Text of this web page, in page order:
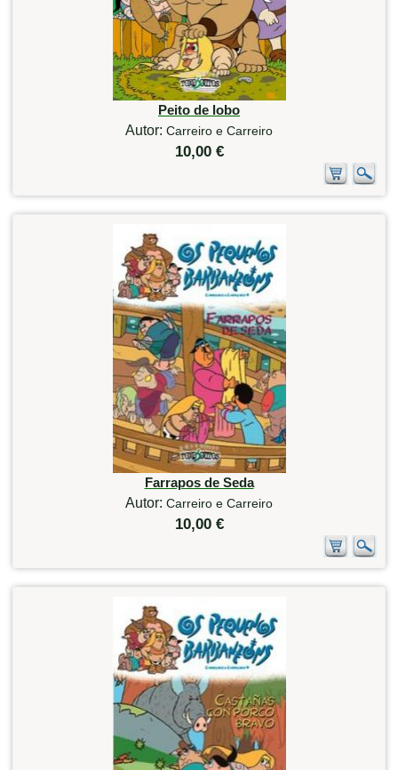
Peito de lobo
Autor: Carreiro e Carreiro
10,00 €
Farrapos de Seda
Autor: Carreiro e Carreiro
10,00 €